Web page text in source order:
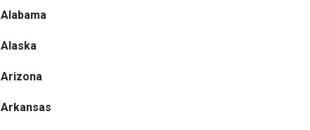
Alabama
Alaska
Arizona
Arkansas